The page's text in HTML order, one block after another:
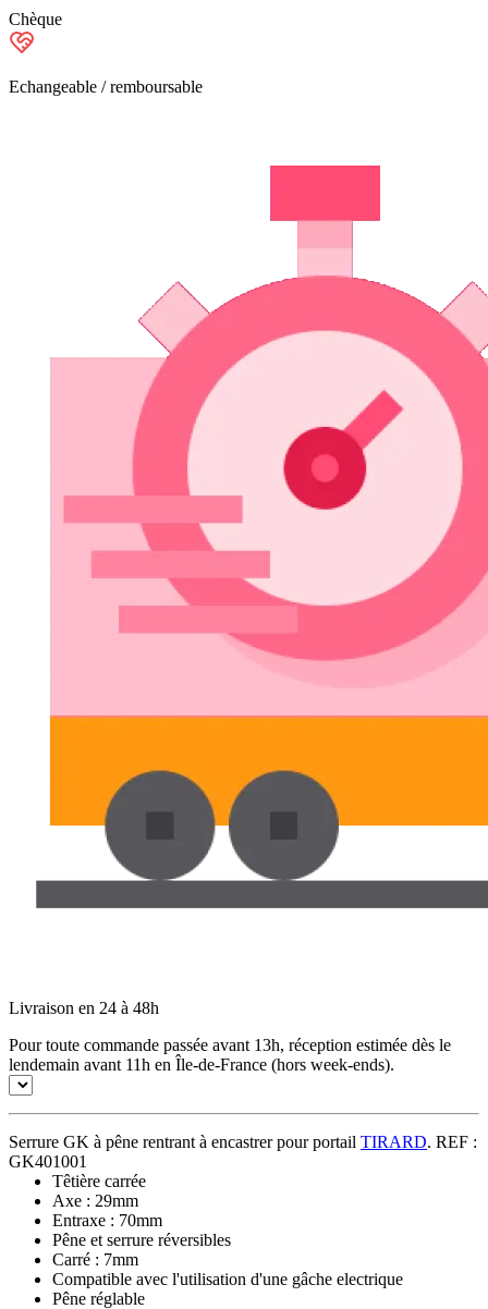
Chèque
Echangeable / remboursable
Livraison en 24 à 48h
Pour toute commande passée avant 13h, réception estimée dès le
lendemain avant 11h en Île-de-France (hors week-ends).
Serrure GK à pêne rentrant à encastrer pour portail TIRARD. REF :
GK401001
Têtière carrée
Axe : 29mm
Entraxe : 70mm
Pêne et serrure réversibles
Carré : 7mm
Compatible avec l'utilisation d'une gâche electrique
Pêne réglable